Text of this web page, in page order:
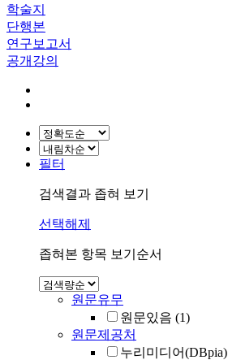
학술지
단행본
연구보고서
공개강의
필터
검색결과 좁혀 보기
선택해제
좁혀본 항목 보기순서
원문유무
원문있음 (1)
원문제공처
누리미디어(DBpia)